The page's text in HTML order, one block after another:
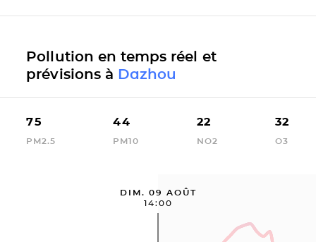
Pollution en temps réel et
prévisions à Dazhou
75
PM2.5
44
PM10
22
NO2
32
O3
DIM. 09 AOÛT
14:00